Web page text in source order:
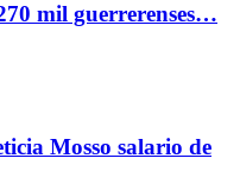
mil guerrerenses…
Mosso salario de